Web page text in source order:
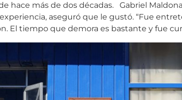
hace más de dos décadas. Gabriel
aseguró que le gustó. “Fue
El tiempo que demora es bastante y fue